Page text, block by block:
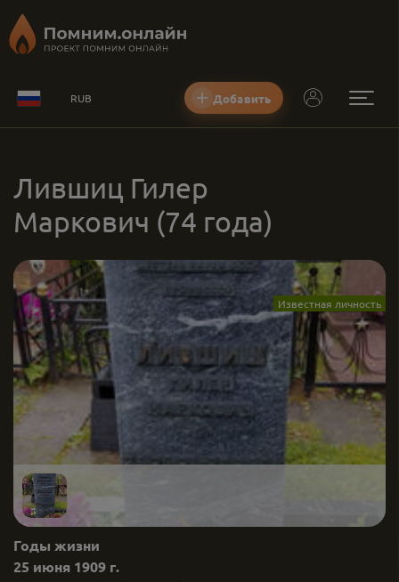
RUB Добавить
Лившиц Гилер
Маркович (74 года)
Известная личность
Годы жизни
25 июня 1909 г.